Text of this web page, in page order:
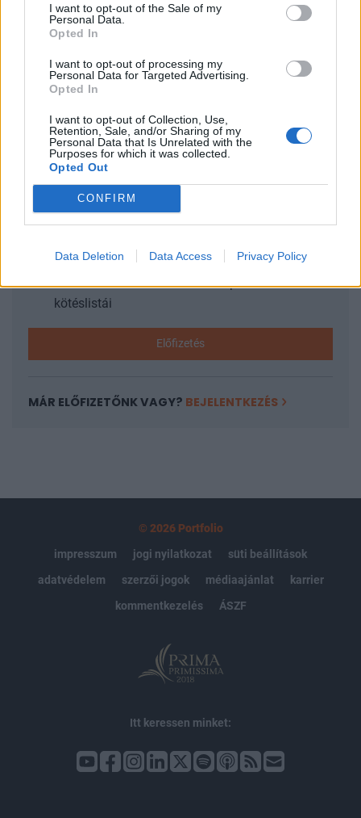
I want to opt-out of the Sale of my
Personal Data.
Opted In
I want to opt-out of processing my
Personal Data for Targeted Advertising.
Opted In
I want to opt-out of Collection, Use,
Retention, Sale, and/or Sharing of my
Personal Data that Is Unrelated with the
Purposes for which it was collected.
Opted Out
CONFIRM
Data Deletion Data Access Privacy Policy
gyorsjelentését az Intel, ami pozitív meglepetéseket
tartogatott a befektetők számára. A cég eredményeit
több mint 80%-os részesedéssel rendelkezik globálisan a
számítógép processzorok piacán, így az egész...
KEDVES OLVASÓNK!
A keresett cikk a portfolio.hu hírarchívumához
tartozik, melynek olvasása előfizetéses
regisztrációhoz kötött.
Portfolio.hu teljes cikkarchívum
Kötéslisták: BÉT elmúlt 2 év napon belüli
kötéslistái
Előfizetés
MÁR ELŐFIZETŐNK VAGY? BEJELENTKEZÉS
© 2026 Portfolio
impresszum
jogi nyilatkozat
süti beállítások
adatvédelem
szerzői jogok médiaajánlat
karrier
kommentkezelés
ÁSZF
Itt keressen minket: